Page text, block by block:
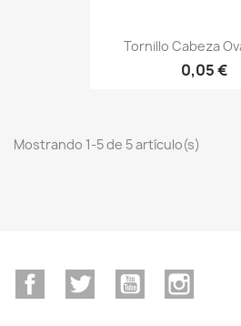
Tornillo Cabeza
0,05 €
Mostrando 1-5 de 5 artículo(s)
FacebookTwitter YouTube